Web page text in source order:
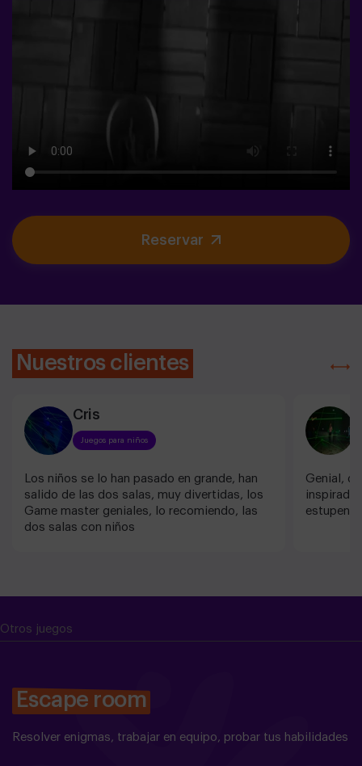
Reservar
Nuestros clientes
Cris
Juegos para niños
Los niños se lo han pasado en grande, han
salido de las dos salas, muy divertidas, los
Game master geniales, lo recomiendo, las
dos salas con niños
Genial,
inspirado
Otros juegos
Escape room
Resolver enigmas, trabajar en equipo, probar tus habilidades